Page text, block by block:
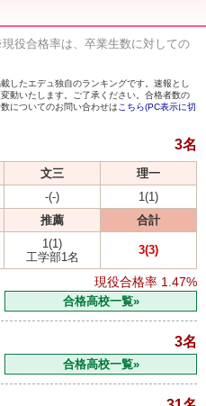
役合格率は、卒業生数に対しての
したエデュ独自のランキングです。速報とし
動いたします。ご了承ください。合格者数の
についてのお問い合わせは こちら(PC表示に切
3名
文三
理一
-(-)
1(1)
推薦 合計
1(1)
工学部1名
3(3)
現役合格率 1.47%
合格高校一覧»
3名
合格高校一覧»